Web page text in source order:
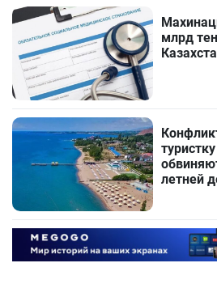
млрд
летней